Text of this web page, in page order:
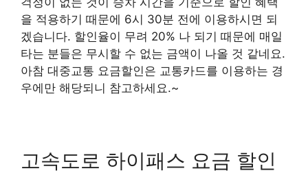
을 적용하기 때문에 6시 30분 전에 이용하시면 되
겠습니다. 할인율이 무려 20% 나 되기 때문에 매일
타는 분들은 무시할 수 없는 금액이 나올 것 같네요.
아참 대중교통 요금할인은 교통카드를 이용하는 경
우에만 해당되니 참고하세요.~
고속도로 하이패스 요금 할인